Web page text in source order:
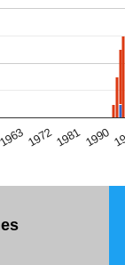
1963 19721981 1990